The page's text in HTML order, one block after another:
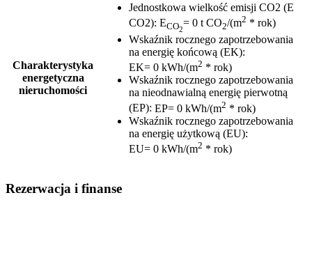
Charakterystyka
energetyczna
nieruchomości
Jednostkowa wielkość emisji CO2 (E
CO2): ECO2
= 0 t CO2/(m2 * rok)
Wskaźnik rocznego zapotrzebowania
na energię końcową (EK):
EK= 0 kWh/(m2 * rok)
Wskaźnik rocznego zapotrzebowania
na nieodnawialną energię pierwotną
(EP): EP= 0 kWh/(m2 * rok)
Wskaźnik rocznego zapotrzebowania
na energię użytkową (EU):
EU= 0 kWh/(m2 * rok)
Rezerwacja i finanse